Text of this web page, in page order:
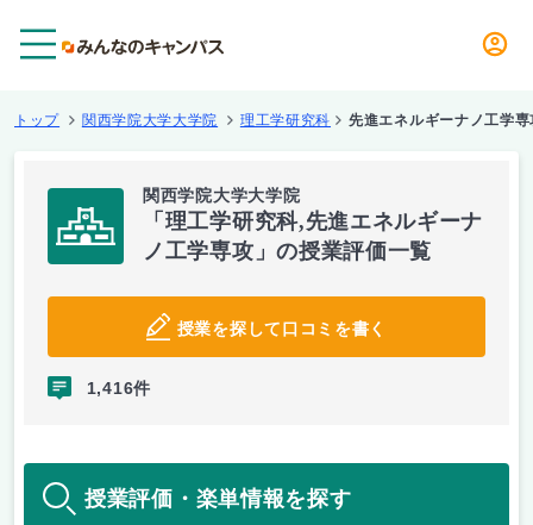
トップ 関西学院大学大学院 理工学研究科 先進エネルギーナノ工学専
関西学院大学大学院
「理工学研究科,先進エネルギーナ
ノ工学専攻」の授業評価一覧
授業を探して口コミを書く
1,416件
授業評価・楽単情報を探す